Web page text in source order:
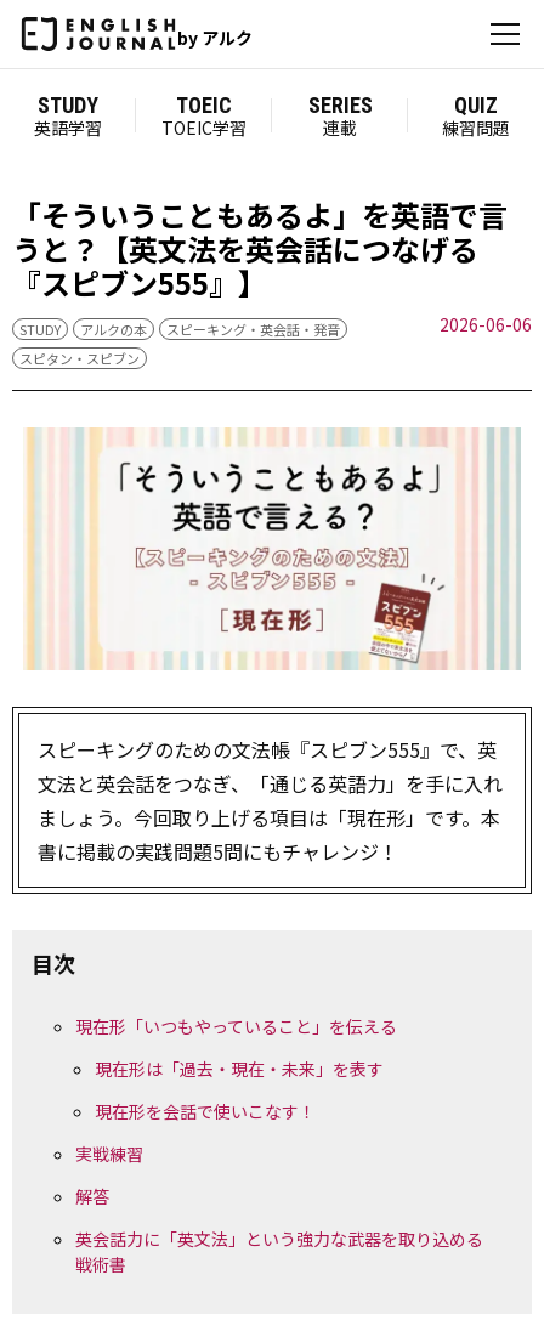
by アルク
STUDY
英語学習
TOEIC
TOEIC学習
SERIES
連載
QUIZ
練習問題
「そういうこともあるよ」を英語で言
うと？【英文法を英会話につなげる
『スピブン555』】
STUDY アルクの本
スピーキング・英会話・発音
スピタン・スピブン
2026-06-06
スピーキングのための文法帳『スピブン555』で、英
文法と英会話をつなぎ、「通じる英語力」を手に入れ
ましょう。今回取り上げる項目は「現在形」です。本
書に掲載の実践問題5問にもチャレンジ！
目次
現在形「いつもやっていること」を伝える
現在形は「過去・現在・未来」を表す
現在形を会話で使いこなす！
実戦練習
解答
英会話力に「英文法」という強力な武器を取り込める
戦術書